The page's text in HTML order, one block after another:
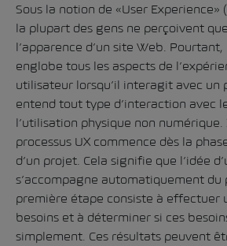
Sous la notion de «User Experience»
la plupart des gens ne perçoivent
l’apparence d’un site Web.
englobe tous les aspects de
utilisateur lorsqu’il interagit avec un
entend tout type d’interaction avec
l’utilisation physique non
processus UX commence dès la
d’un projet. Cela signifie que l’idée
s’accompagne automatiquement du
première étape consiste à effectuer
besoins et à déterminer si ces
simplement. Ces résultats peuvent